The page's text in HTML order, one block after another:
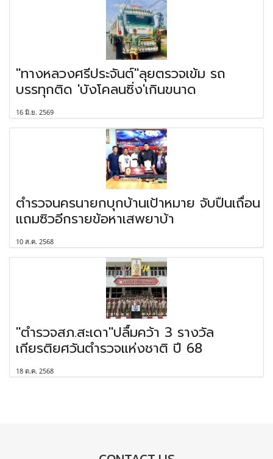
"ทางหลวงศรีประจันต์"ลุยตรวจเข้ม รถ
บรรทุกติด 'บังโคลนซิ่ง'เกินขนาด
16 มิ.ย. 2569
ตำรวจนครนายกบุกบ้านเป้าหมาย จับปืนเถื่อน
แถมซิวอีกรายข้อหาเสพยาบ้า
10 ส.ค. 2568
"ตำรวจสภ.สะเดา"ปลื้มคว้า 3 รางวัล
เกียรติยศวันตำรวจแห่งชาติ ปี 68
18 ต.ค. 2568